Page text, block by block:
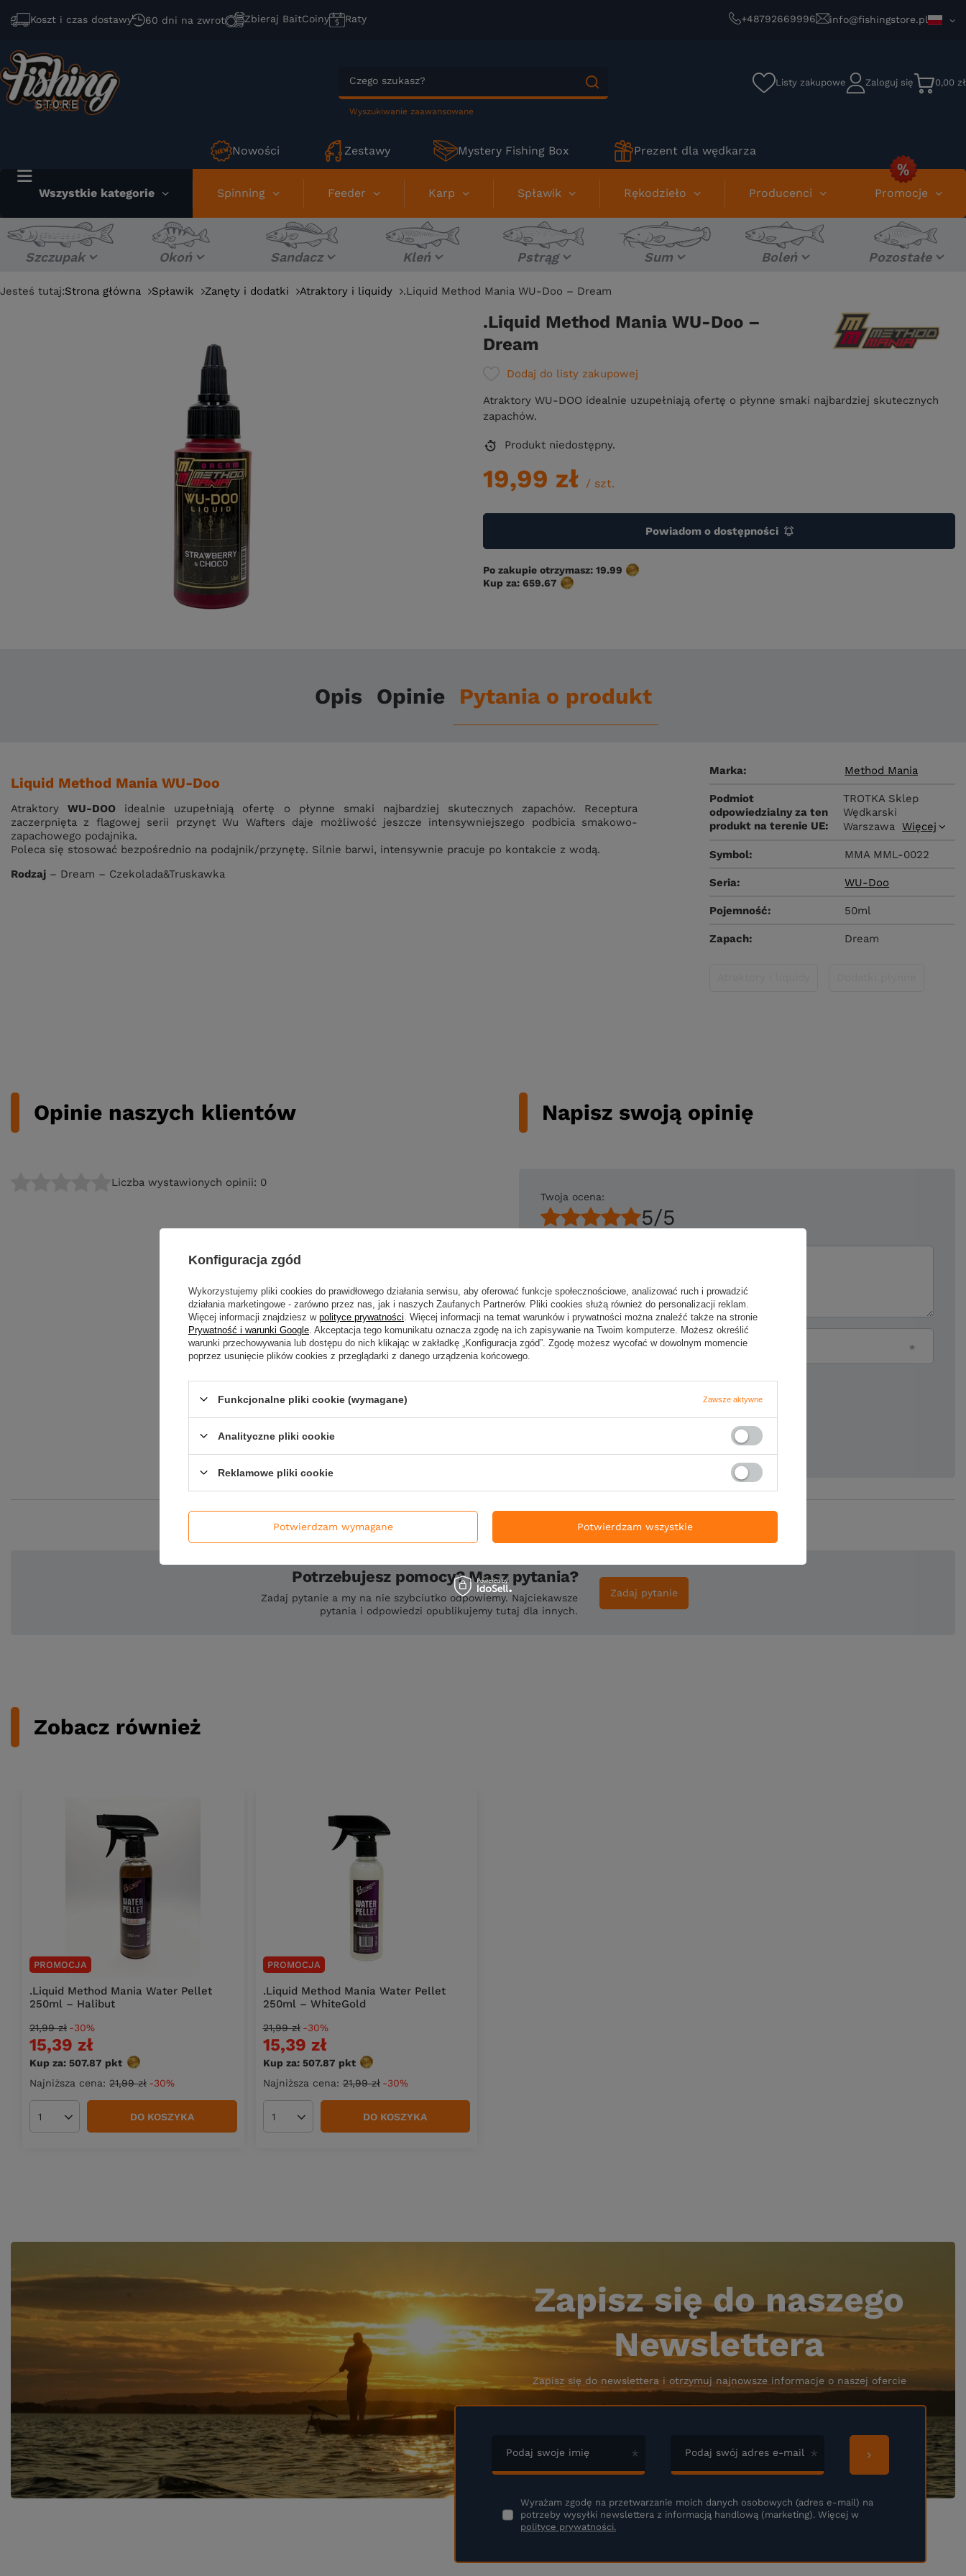
Koszt i czas dostawy 60 dni na zwrot Zbieraj BaitCoiny Raty +48792669996 info@fishingstore.pl
Wyszukiwanie zaawansowane
Listy zakupowe Zaloguj się 0,00 zł
Nowości Zestawy Mystery Fishing Box Prezent dla wędkarza
Wszystkie kategorie Spinning Feeder Karp Spławik Rękodzieło Producenci Promocje
Szczupak Okoń Sandacz Kleń Pstrąg Sum Boleń Pozostałe
Jesteś tutaj:Strona główna Spławik Zanęty i dodatki Atraktory i liquidy .Liquid Method Mania WU-Doo – Dream
.Liquid Method Mania WU-Doo –
Dream
Dodaj do listy zakupowej
Atraktory WU-DOO idealnie uzupełniają ofertę o płynne smaki najbardziej skutecznych
zapachów.
Produkt niedostępny
19,99 zł / szt.
Powiadom o dostępności
Po zakupie otrzymasz: 19.99
Kup za: 659.67
Opis Opinie Pytania o produkt
Marka Method Mania
Podmiot
odpowiedzialny za ten
produkt na terenie UE
TROTKA Sklep
Wędkarski
Warszawa Więcej
Symbol MMA MML-0022
Seria WU-Doo
Pojemność 50ml
Zapach Dream
Liquid Method Mania WU-Doo
Atraktory WU-DOO
idealnie uzupełniają ofertę o płynne smaki najbardziej skutecznych zapachów. Receptura
zaczerpnięta z flagowej serii przynęt Wu Wafters daje możliwość jeszcze intensywniejszego podbicia smakowo-
zapachowego podajnika.
Poleca się stosować bezpośrednio na podajnik/przynętę. Silnie barwi, intensywnie pracuje po kontakcie z wodą.
Rodzaj – Dream – Czekolada&Truskawka
Opinie naszych klientów
Liczba wystawionych opinii: 0
Napisz swoją opinię
Twoja ocena:
5/5
Twoje imię Twój email
Dodaj własne zdjęcie produktu:
Potrzebujesz pomocy? Masz pytania?
Zadaj pytanie a my na nie szybciutko odpowiemy. Najciekawsze
pytania i odpowiedzi opublikujemy tutaj dla innych.
Zadaj pytanie
Zobacz również
PROMOCJA
.Liquid Method Mania Water Pellet
250ml – Halibut
15,39 zł
Kup za: 507.87 pkt punktów
Najniższa cena: 21,99 zł -30%
21,99 zł -30%
Ilość produktów DO KOSZYKA
PROMOCJA
.Liquid Method Mania Water Pellet
250ml – WhiteGold
15,39 zł
Kup za: 507.87 pktpunktów
Najniższa cena:21,99 zł -30%
21,99 zł -30%
Ilość produktów DO KOSZYKA
Zapisz się do naszego
Newslettera
Zapisz się do newslettera i otrzymuj najnowsze informacje o naszej ofercie
Podaj swoje imię Podaj swój adres e-mail
Wyrażam zgodę na przetwarzanie moich danych osobowych (adres e-mail) na
potrzeby wysyłki newslettera z informacją handlową (marketing). Więcej w
polityce prywatności.
Konfiguracja zgód
Wykorzystujemy pliki cookies do prawidłowego działania serwisu, aby oferować funkcje społecznościowe, analizować ruch i prowadzić
działania marketingowe - zarówno przez nas, jak i naszych Zaufanych Partnerów. Pliki cookies służą również do personalizacji reklam.
Więcej informacji znajdziesz w polityce prywatności . Więcej informacji na temat warunków i prywatności można znaleźć także na stronie
Prywatność i warunki Google . Akceptacja tego komunikatu oznacza zgodę na ich zapisywanie na Twoim komputerze. Możesz określić
warunki przechowywania lub dostępu do nich klikając w zakładkę „Konfiguracja zgód”. Zgodę możesz wycofać w dowolnym momencie
poprzez usunięcie plików cookies z przeglądarki z danego urządzenia końcowego.
Funkcjonalne pliki cookie (wymagane) Zawsze aktywne
Analityczne pliki cookie
Reklamowe pliki cookie
Potwierdzam wymagane Potwierdzam wszystkie